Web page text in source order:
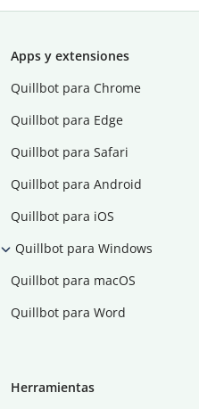
Apps y extensiones
Quillbot para Chrome
Quillbot para Edge
Quillbot para Safari
Quillbot para Android
Quillbot para iOS
Quillbot para Windows
Quillbot para macOS
Quillbot para Word
Herramientas